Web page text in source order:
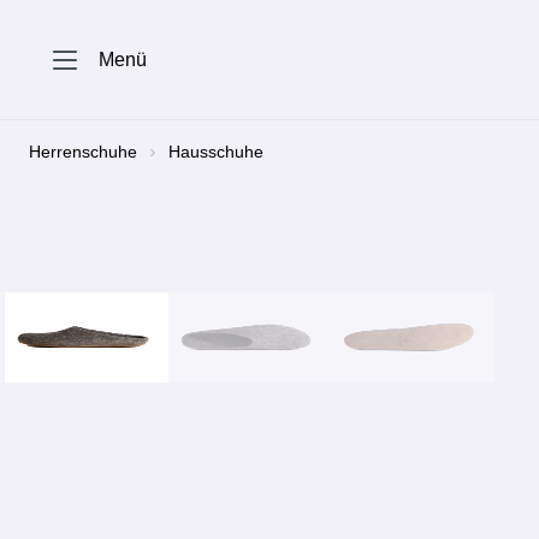
Menü
Herrenschuhe Hausschuhe